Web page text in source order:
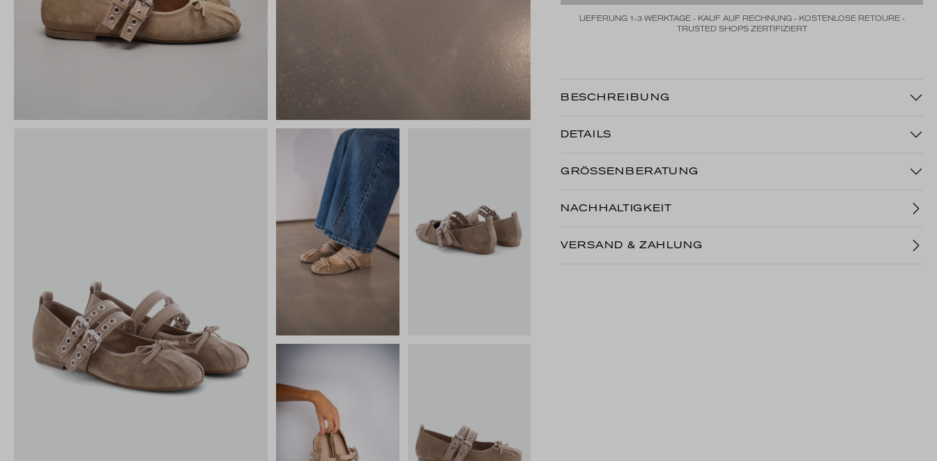
LIEFERUNG 1-3 WERKTAGE - KAUF AUF RECHNUNG - KOSTENLOSE RETOURE -
TRUSTED SHOPS ZERTIFIZIERT
BESCHREIBUNG
DETAILS
GRÖSSENBERATUNG
NACHHALTIGKEIT
VERSAND & ZAHLUNG